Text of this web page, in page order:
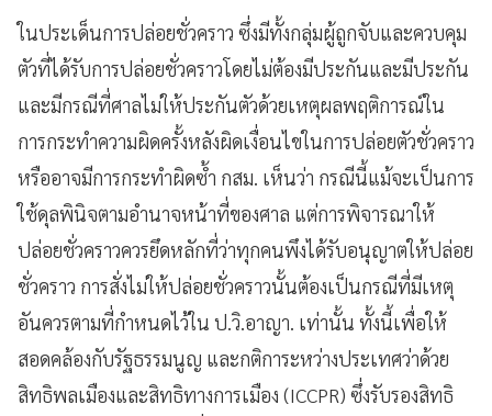
ในประเด็นการปล่อยชั่วคราว ซึ่งมีทั้งกลุ่มผู้ถูกจับและควบคุม
ตัวที่ได้รับการปล่อยชั่วคราวโดยไม่ต้องมีประกันและมีประกัน
และมีกรณีที่ศาลไม่ให้ประกันตัวด้วยเหตุผลพฤติการณ์ใน
การกระทำความผิดครั้งหลังผิดเงื่อนไขในการปล่อยตัวชั่วคราว
หรืออาจมีการกระทำผิดซ้ำ กสม. เห็นว่า กรณีนี้แม้จะเป็นการ
ใช้ดุลพินิจตามอำนาจหน้าที่ของศาล แต่การพิจารณาให้
ปล่อยชั่วคราวควรยึดหลักที่ว่าทุกคนพึงได้รับอนุญาตให้ปล่อย
ชั่วคราว การสั่งไม่ให้ปล่อยชั่วคราวนั้นต้องเป็นกรณีที่มีเหตุ
อันควรตามที่กำหนดไว้ใน ป.วิ.อาญา. เท่านั้น ทั้งนี้เพื่อให้
สอดคล้องกับรัฐธรรมนูญ และกติการะหว่างประเทศว่าด้วย
สิทธิพลเมืองและสิทธิทางการเมือง (ICCPR) ซึ่งรับรองสิทธิ